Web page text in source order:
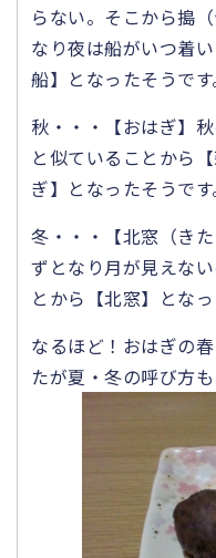
らない。そこから搗
なり夜は船がいつ着
船】となったそうです
秋・・・【おはぎ】
と似ていることから
ぎ】となったそうです
冬・・・【北窓（き
ずとなり月が見えな
とから【北窓】となっ
なるほど！おはぎの
たが夏・冬の呼び方